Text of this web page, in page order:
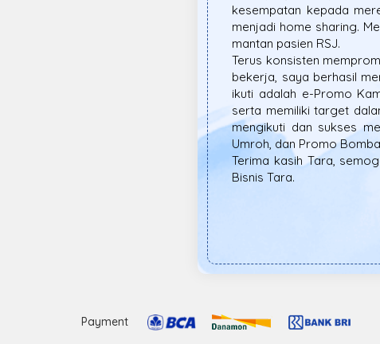
kesempatan kepada
menjadi home sharing.
mantan pasien RSJ.
Terus konsisten
bekerja, saya berhasil
ikuti adalah e-Promo
serta memiliki target
mengikuti dan sukses
Umroh, dan Promo
Terima kasih Tara,
Bisnis Tara.
Payment